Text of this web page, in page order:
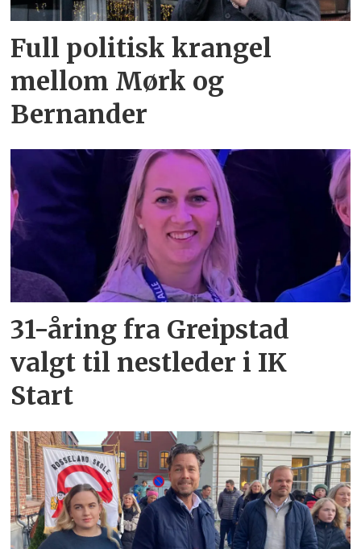
Full politisk krangel
mellom Mørk og
Bernander
31-åring fra Greipstad
valgt til nestleder i IK
Start